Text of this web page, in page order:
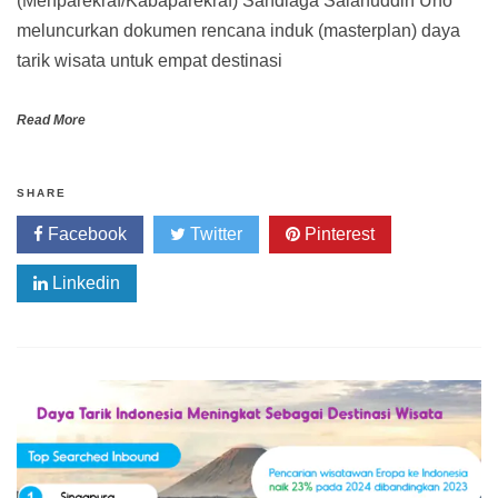
meluncurkan dokumen rencana induk (masterplan) daya
tarik wisata untuk empat destinasi
Read More
SHARE
Facebook Twitter Pinterest
Linkedin